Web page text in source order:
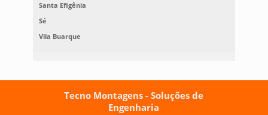
Santa Efigênia
Sé
Vila Buarque
Tecno Montagens - Soluções de
Engenharia